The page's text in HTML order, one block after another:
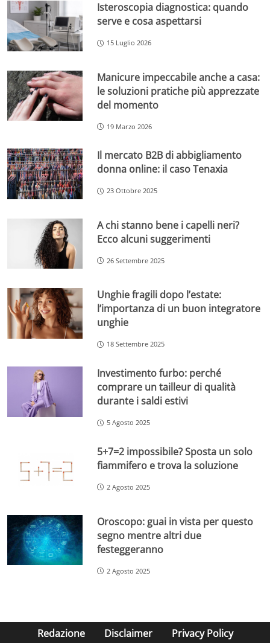
Isteroscopia diagnostica: quando
serve e cosa aspettarsi
15 Luglio 2026
Manicure impeccabile anche a casa:
le soluzioni pratiche più apprezzate
del momento
19 Marzo 2026
Il mercato B2B di abbigliamento
donna online: il caso Tenaxia
23 Ottobre 2025
A chi stanno bene i capelli neri?
Ecco alcuni suggerimenti
26 Settembre 2025
Unghie fragili dopo l’estate:
l’importanza di un buon integratore
unghie
18 Settembre 2025
Investimento furbo: perché
comprare un tailleur di qualità
durante i saldi estivi
5 Agosto 2025
5+7=2 impossibile? Sposta un solo
fiammifero e trova la soluzione
2 Agosto 2025
Oroscopo: guai in vista per questo
segno mentre altri due
festeggeranno
2 Agosto 2025
Redazione Disclaimer Privacy Policy